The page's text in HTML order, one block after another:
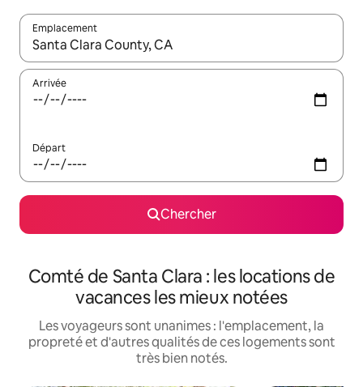
Emplacement
Quand les résultats sont affichés, parcourez-les en utilisant
Arrivée
Départ
Chercher
Comté de Santa Clara : les locations de
vacances les mieux notées
Les voyageurs sont unanimes : l'emplacement, la
propreté et d'autres qualités de ces logements sont
très bien notés.